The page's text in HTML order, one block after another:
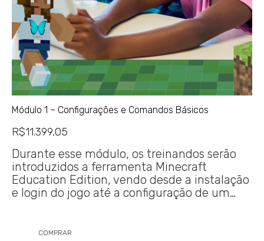
Módulo 1 – Configurações e Comandos Básicos
R$11.399,05
Durante esse módulo, os treinandos serão
introduzidos a ferramenta Minecraft
Education Edition, vendo desde a instalação
e login do jogo até a configuração de um…
COMPRAR